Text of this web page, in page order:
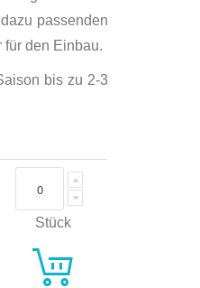
passenden
für den Einbau.
bis zu 2-3
Stück